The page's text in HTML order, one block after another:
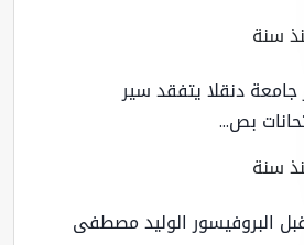
يتفقد سير
الوليد مصطفى